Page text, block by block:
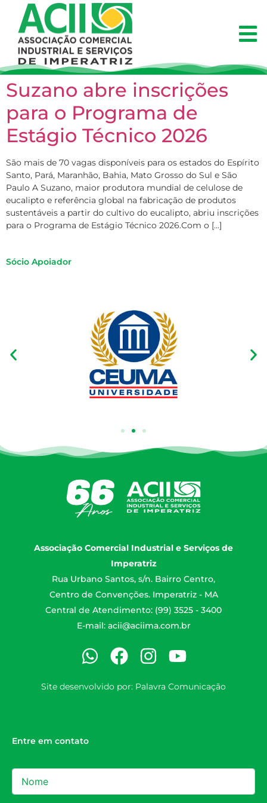
Suzano abre inscrições
para o Programa de
Estágio Técnico 2026
São mais de 70 vagas disponíveis para os estados do Espírito
Santo, Pará, Maranhão, Bahia, Mato Grosso do Sul e São
Paulo A Suzano, maior produtora mundial de celulose de
eucalipto e referência global na fabricação de produtos
sustentáveis a partir do cultivo do eucalipto, abriu inscrições
para o Programa de Estágio Técnico 2026.Com o […]
Sócio Apoiador
Associação Comercial Industrial e Serviços de
Imperatriz
Rua Urbano Santos, s/n. Bairro Centro,
Centro de Convenções. Imperatriz - MA
Central de Atendimento: (99) 3525 - 3400
E-mail: acii@aciima.com.br
Site desenvolvido por: Palavra Comunicação
Entre em contato